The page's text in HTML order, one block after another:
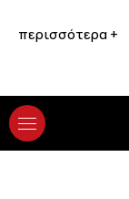
περισσότερα +